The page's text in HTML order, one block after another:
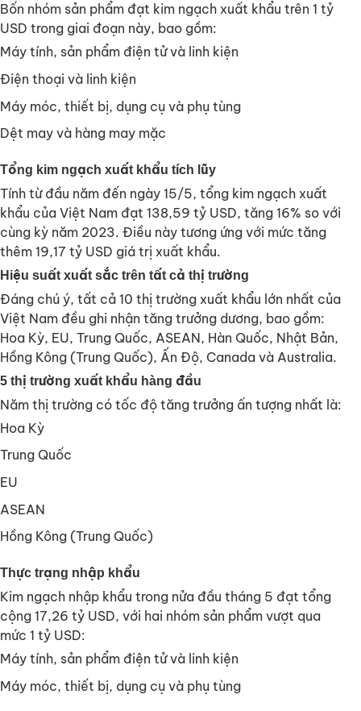
Bốn nhóm sản phẩm đạt kim ngạch xuất khẩu trên 1 tỷ
USD trong giai đoạn này, bao gồm:
Máy tính, sản phẩm điện tử và linh kiện
Điện thoại và linh kiện
Máy móc, thiết bị, dụng cụ và phụ tùng
Dệt may và hàng may mặc
Tổng kim ngạch xuất khẩu tích lũy
Tính từ đầu năm đến ngày 15/5, tổng kim ngạch xuất
khẩu của Việt Nam đạt 138,59 tỷ USD, tăng 16% so với
cùng kỳ năm 2023. Điều này tương ứng với mức tăng
thêm 19,17 tỷ USD giá trị xuất khẩu.
Hiệu suất xuất sắc trên tất cả thị trường
Đáng chú ý, tất cả 10 thị trường xuất khẩu lớn nhất của
Việt Nam đều ghi nhận tăng trưởng dương, bao gồm:
Hoa Kỳ, EU, Trung Quốc, ASEAN, Hàn Quốc, Nhật Bản,
Hồng Kông (Trung Quốc), Ấn Độ, Canada và Australia.
5 thị trường xuất khẩu hàng đầu
Năm thị trường có tốc độ tăng trưởng ấn tượng nhất là:
Hoa Kỳ
Trung Quốc
EU
ASEAN
Hồng Kông (Trung Quốc)
Thực trạng nhập khẩu
Kim ngạch nhập khẩu trong nửa đầu tháng 5 đạt tổng
cộng 17,26 tỷ USD, với hai nhóm sản phẩm vượt qua
mức 1 tỷ USD:
Máy tính, sản phẩm điện tử và linh kiện
Máy móc, thiết bị, dụng cụ và phụ tùng